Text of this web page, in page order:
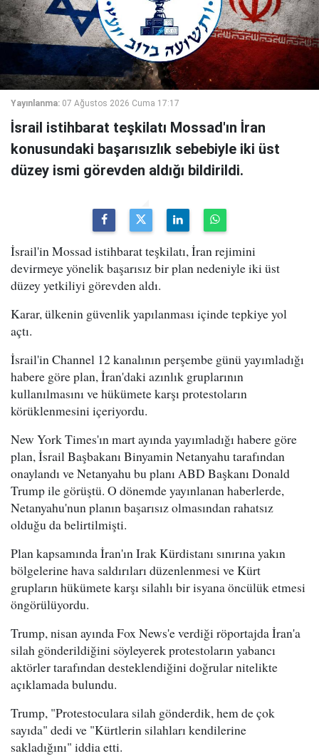
Yayınlanma: 07 Ağustos 2026 Cuma 17:17
İsrail istihbarat teşkilatı Mossad'ın İran
konusundaki başarısızlık sebebiyle iki üst
düzey ismi görevden aldığı bildirildi.
İsrail'in Mossad istihbarat teşkilatı, İran rejimini
devirmeye yönelik başarısız bir plan nedeniyle iki üst
düzey yetkiliyi görevden aldı.
Karar, ülkenin güvenlik yapılanması içinde tepkiye yol
açtı.
İsrail'in Channel 12 kanalının perşembe günü yayımladığı
habere göre plan, İran'daki azınlık gruplarının
kullanılmasını ve hükümete karşı protestoların
körüklenmesini içeriyordu.
New York Times'ın mart ayında yayımladığı habere göre
plan, İsrail Başbakanı Binyamin Netanyahu tarafından
onaylandı ve Netanyahu bu planı ABD Başkanı Donald
Trump ile görüştü. O dönemde yayınlanan haberlerde,
Netanyahu'nun planın başarısız olmasından rahatsız
olduğu da belirtilmişti.
Plan kapsamında İran'ın Irak Kürdistanı sınırına yakın
bölgelerine hava saldırıları düzenlenmesi ve Kürt
grupların hükümete karşı silahlı bir isyana öncülük etmesi
öngörülüyordu.
Trump, nisan ayında Fox News'e verdiği röportajda İran'a
silah gönderildiğini söyleyerek protestoların yabancı
aktörler tarafından desteklendiğini doğrular nitelikte
açıklamada bulundu.
Trump, "Protestoculara silah gönderdik, hem de çok
sayıda" dedi ve "Kürtlerin silahları kendilerine
sakladığını" iddia etti.